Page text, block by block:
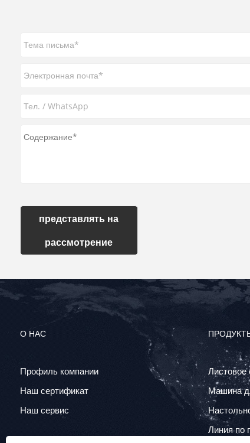
представлять на
рассмотрение
О НАС
Профиль компании
Наш сертификат
Наш сервис
Листовое
Машина
Линия по